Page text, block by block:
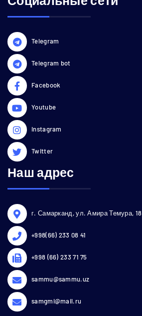
Telegram
Telegram bot
Facebook
Youtube
Instagram
Twitter
Наш адрес
г. Самарканд, ул. Амира Темура, 18
+998(66) 233 08 41
+998 (66) 233 71 75
sammu@sammu.uz
samgmi@mail.ru